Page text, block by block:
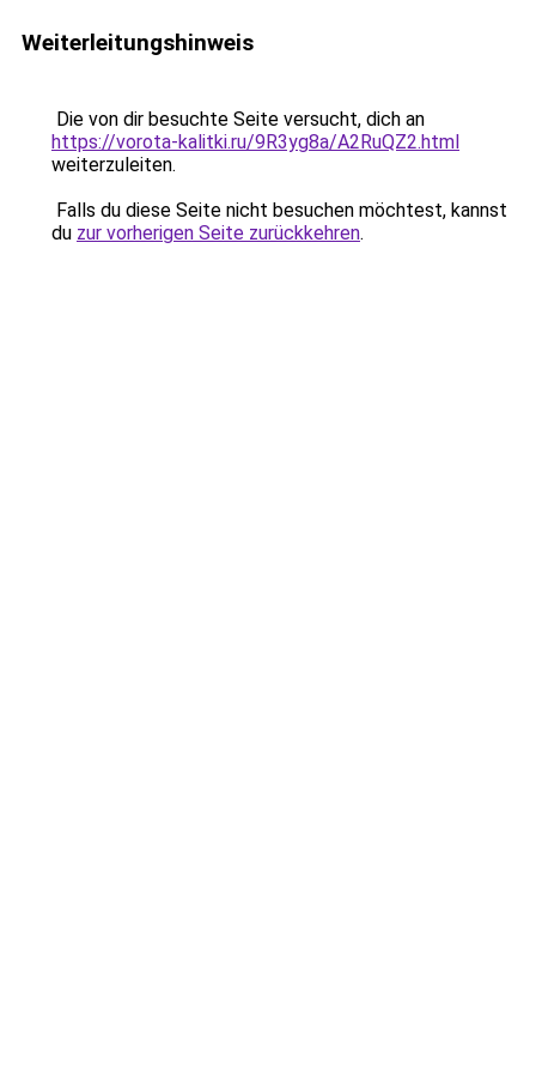
Weiterleitungshinweis
Die von dir besuchte Seite versucht, dich an
https://vorota-kalitki.ru/9R3yg8a/A2RuQZ2.html
weiterzuleiten.
Falls du diese Seite nicht besuchen möchtest, kannst
du zur vorherigen Seite zurückkehren.